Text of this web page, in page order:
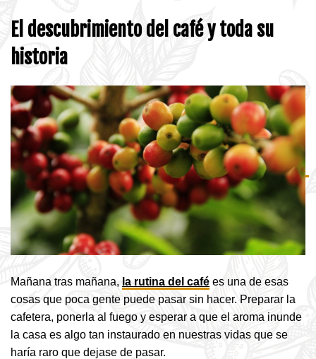
El descubrimiento del café y toda su
historia
Mañana tras mañana, la rutina del café es una de esas
cosas que poca gente puede pasar sin hacer. Preparar la
cafetera, ponerla al fuego y esperar a que el aroma inunde
la casa es algo tan instaurado en nuestras vidas que se
haría raro que dejase de pasar.